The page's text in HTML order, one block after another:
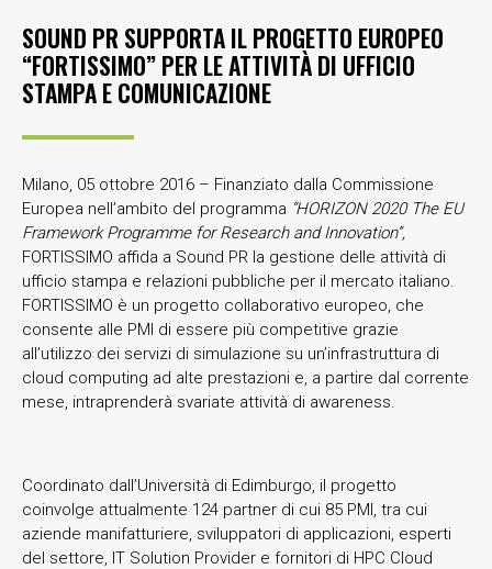
SOUND PR SUPPORTA IL PROGETTO EUROPEO
“FORTISSIMO” PER LE ATTIVITÀ DI UFFICIO
STAMPA E COMUNICAZIONE
Milano, 05 ottobre 2016 – Finanziato dalla Commissione
Europea nell’ambito del programma “HORIZON 2020 The EU
Framework Programme for Research and Innovation”,
FORTISSIMO affida a Sound PR la gestione delle attività di
ufficio stampa e relazioni pubbliche per il mercato italiano.
FORTISSIMO è un progetto collaborativo europeo, che
consente alle PMI di essere più competitive grazie
all’utilizzo dei servizi di simulazione su un’infrastruttura di
cloud computing ad alte prestazioni e, a partire dal corrente
mese, intraprenderà svariate attività di awareness.
Coordinato dall’Università di Edimburgo, il progetto
coinvolge attualmente 124 partner di cui 85 PMI, tra cui
aziende manifatturiere, sviluppatori di applicazioni, esperti
del settore, IT Solution Provider e fornitori di HPC Cloud